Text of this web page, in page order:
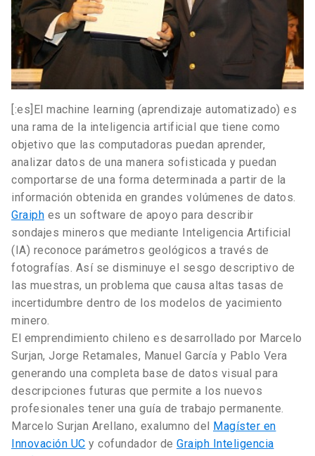
[:es]El machine learning (aprendizaje automatizado) es
una rama de la inteligencia artificial que tiene como
objetivo que las computadoras puedan aprender,
analizar datos de una manera sofisticada y puedan
comportarse de una forma determinada a partir de la
información obtenida en grandes volúmenes de datos.
Graiph es un software de apoyo para describir
sondajes mineros que mediante Inteligencia Artificial
(IA) reconoce parámetros geológicos a través de
fotografías. Así se disminuye el sesgo descriptivo de
las muestras, un problema que causa altas tasas de
incertidumbre dentro de los modelos de yacimiento
minero.
El emprendimiento chileno es desarrollado por Marcelo
Surjan, Jorge Retamales, Manuel García y Pablo Vera
generando una completa base de datos visual para
descripciones futuras que permite a los nuevos
profesionales tener una guía de trabajo permanente.
Marcelo Surjan Arellano, exalumno del Magíster en
Innovación UC y cofundador de Graiph Inteligencia